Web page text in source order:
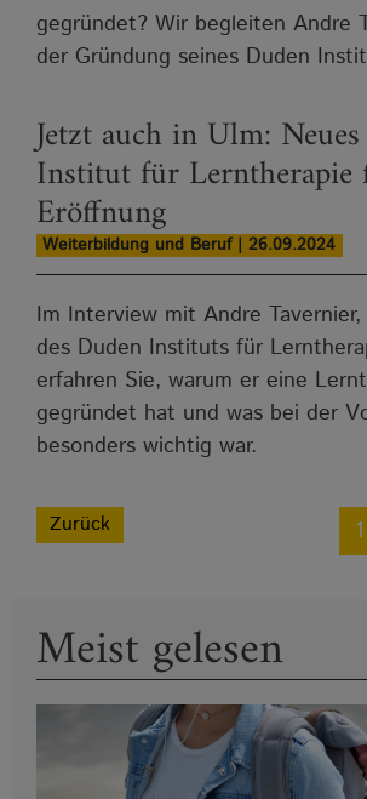
gegründet? Wir begleiten Andre
der Gründung seines Duden
Jetzt auch in Ulm:
Institut für Lerntherapie
Eröffnung
Weiterbildung und Beruf | 26.09.2024
Im Interview mit Andre
des Duden Instituts für
erfahren Sie, warum er eine
gegründet hat und was bei der
besonders wichtig war.
Zurück 1
Meist gelesen